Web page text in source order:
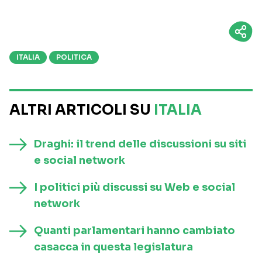
ITALIA POLITICA
ALTRI ARTICOLI SU ITALIA
Draghi: il trend delle discussioni su siti
e social network
I politici più discussi su Web e social
network
Quanti parlamentari hanno cambiato
casacca in questa legislatura